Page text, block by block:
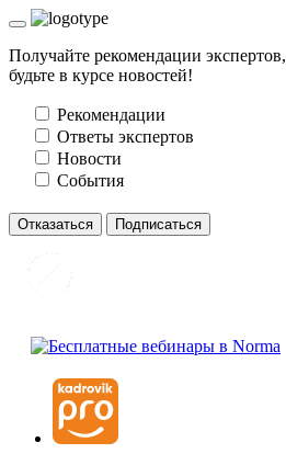
Получайте рекомендации экспертов,
будьте в курсе новостей!
Рекомендации
Ответы экспертов
Новости
События
Отказаться Подписаться